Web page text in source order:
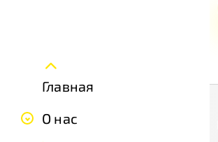
Главная
О нас